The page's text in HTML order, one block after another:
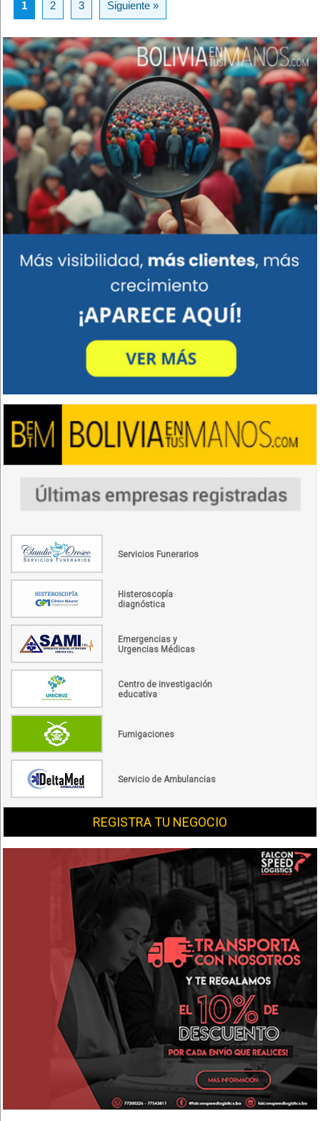
1 2 3 Siguiente »
Servicios Funerarios
Histeroscopía
diagnóstica
Emergencias y
Urgencias Médicas
Centro de investigación
educativa
Fumigaciones
Servicio de Ambulancias
REGISTRA TU NEGOCIO